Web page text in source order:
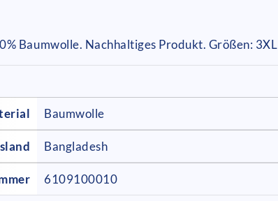
Baumwolle. Nachhaltiges Produkt. Größen: 3XL
Baumwolle
Bangladesh
6109100010